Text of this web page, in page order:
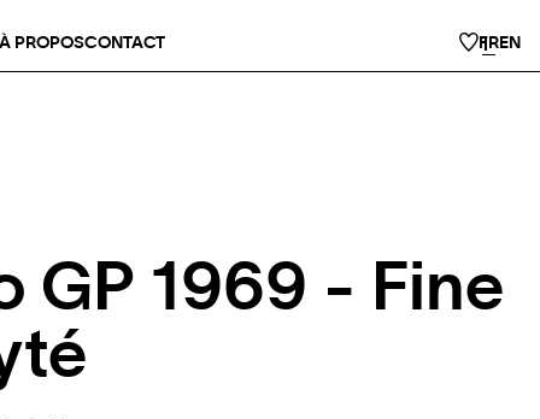
À PROPOSCONTACT FREN
GP 1969 - Fine